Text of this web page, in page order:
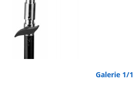
Galerie 1/1